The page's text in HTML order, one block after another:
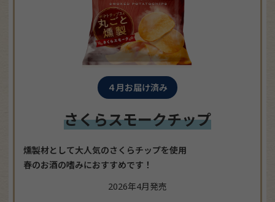
４月お届け済み
さくらスモークチップ
燻製材として大人気のさくらチップを使用
春のお酒の嗜みにおすすめです！
2026年4月発売